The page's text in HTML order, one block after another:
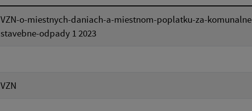
VZN-o-miestnych-daniach-a-miestnom-poplatku-za-
stavebne-odpady 1 2023
VZN